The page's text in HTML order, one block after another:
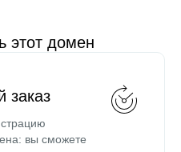
этот домен
заказ
вы сможете